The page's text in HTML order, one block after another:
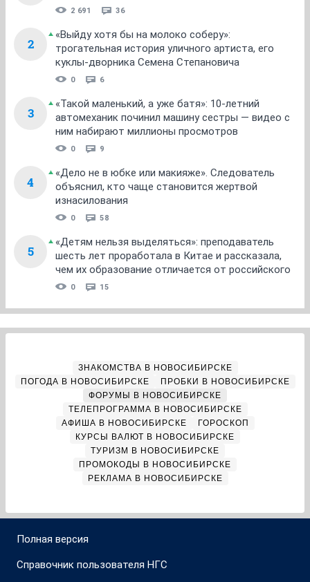
2 691 36
2
«Выйду хотя бы на молоко соберу»:
трогательная история уличного артиста, его
куклы-дворника Семена Степановича
0 6
3
«Такой маленький, а уже батя»: 10-летний
автомеханик починил машину сестры — видео с
ним набирают миллионы просмотров
0 9
4
«Дело не в юбке или макияже». Следователь
объяснил, кто чаще становится жертвой
изнасилования
0 58
5
«Детям нельзя выделяться»: преподаватель
шесть лет проработала в Китае и рассказала,
чем их образование отличается от российского
0 15
ЗНАКОМСТВА В НОВОСИБИРСКЕ
ПОГОДА В НОВОСИБИРСКЕ
ПРОБКИ В НОВОСИБИРСКЕ
ФОРУМЫ В НОВОСИБИРСКЕ
ТЕЛЕПРОГРАММА В НОВОСИБИРСКЕ
АФИША В НОВОСИБИРСКЕ
ГОРОСКОП
КУРСЫ ВАЛЮТ В НОВОСИБИРСКЕ
ТУРИЗМ В НОВОСИБИРСКЕ
ПРОМОКОДЫ В НОВОСИБИРСКЕ
РЕКЛАМА В НОВОСИБИРСКЕ
Полная версия
Справочник пользователя НГС